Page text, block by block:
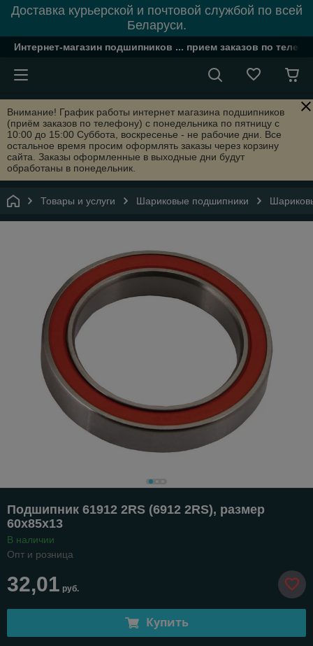
Доставка курьерской и почтовой службой по всей
Беларуси.
Интернет-магазин подшипников ... прием заказов по
Внимание! График работы интернет магазина подшипников
(приём заказов по телефону) с понедельника по пятницу с
10:00 до 15:00 Суббота, воскресенье - не рабочие дни. Все
остальное время просим оформлять заказы через корзину
сайта. Заказы оформленные в выходные дни будут
обработаны в понедельник.
Товары и услуги Шариковые подшипники
Подшипник 61912 2RS (6912 2RS), размер
60х85х13
В наличии
Опт и розница
32,01 руб.
Купить